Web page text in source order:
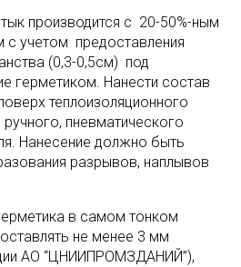
производится c 20-50%-ным
учетом предоставления
(0,3-0,5см) под
герметиком. Нанести состав
теплоизоляционного
пневматического
Нанесение должно быть
разрывов, наплывов
в самом тонком
не менее 3 мм
АО “ЦНИИПРОМЗДАНИЙ”),